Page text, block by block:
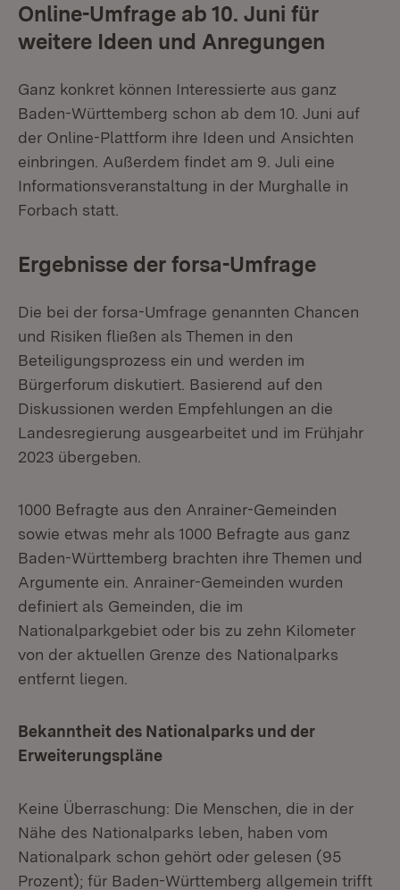
Online-Umfrage ab 10. Juni für
weitere Ideen und Anregungen
Ganz konkret können Interessierte aus ganz
Baden-Württemberg schon ab dem 10. Juni auf
der Online-Plattform ihre Ideen und Ansichten
einbringen. Außerdem findet am 9. Juli eine
Informationsveranstaltung in der Murghalle in
Forbach statt.
Ergebnisse der forsa-Umfrage
Die bei der forsa-Umfrage genannten Chancen
und Risiken fließen als Themen in den
Beteiligungsprozess ein und werden im
Bürgerforum diskutiert. Basierend auf den
Diskussionen werden Empfehlungen an die
Landesregierung ausgearbeitet und im Frühjahr
2023 übergeben.
1000 Befragte aus den Anrainer-Gemeinden
sowie etwas mehr als 1000 Befragte aus ganz
Baden-Württemberg brachten ihre Themen und
Argumente ein. Anrainer-Gemeinden wurden
definiert als Gemeinden, die im
Nationalparkgebiet oder bis zu zehn Kilometer
von der aktuellen Grenze des Nationalparks
entfernt liegen.
Bekanntheit des Nationalparks und der
Erweiterungspläne
Keine Überraschung: Die Menschen, die in der
Nähe des Nationalparks leben, haben vom
Nationalpark schon gehört oder gelesen (95
Prozent); für Baden-Württemberg allgemein trifft